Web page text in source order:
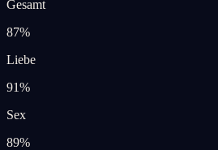
Gesamt
87%
Liebe
91%
Sex
89%